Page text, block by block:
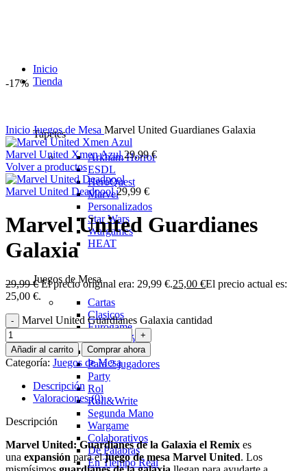
Inicio
Tienda
Tapetes
Arkham Horror
ESDL
HeroQuest
Marvel
Personalizados
Star Wars
Wargames
HEAT
Juegos de Mesa
Cartas
Clasicos
Eurogame
Exploración
Infantil
Para 2 jugadores
Party
Rol
Roll&Write
Segunda Mano
Wargame
Colaborativos
De Palabras
En Tiempo Real
-17%
Inicio Juegos de Mesa Marvel United Guardianes Galaxia
Marvel United Xmen Azul29,99€
Volver a productos
Marvel United Deadpool29,99 €
Marvel United Guardianes
Galaxia
29,99€ El precio original era: 29,99 €.25,00 €El precio actual es:
25,00 €.
Marvel United Guardianes Galaxia cantidad
Añadir al carrito Comprar ahora
Categoría: Juegos de Mesa
Descripción
Valoraciones (0)
Descripción
Marvel United: Guardianes de la Galaxia el Remix es
una expansión para eljuego de mesa Marvel United. Los